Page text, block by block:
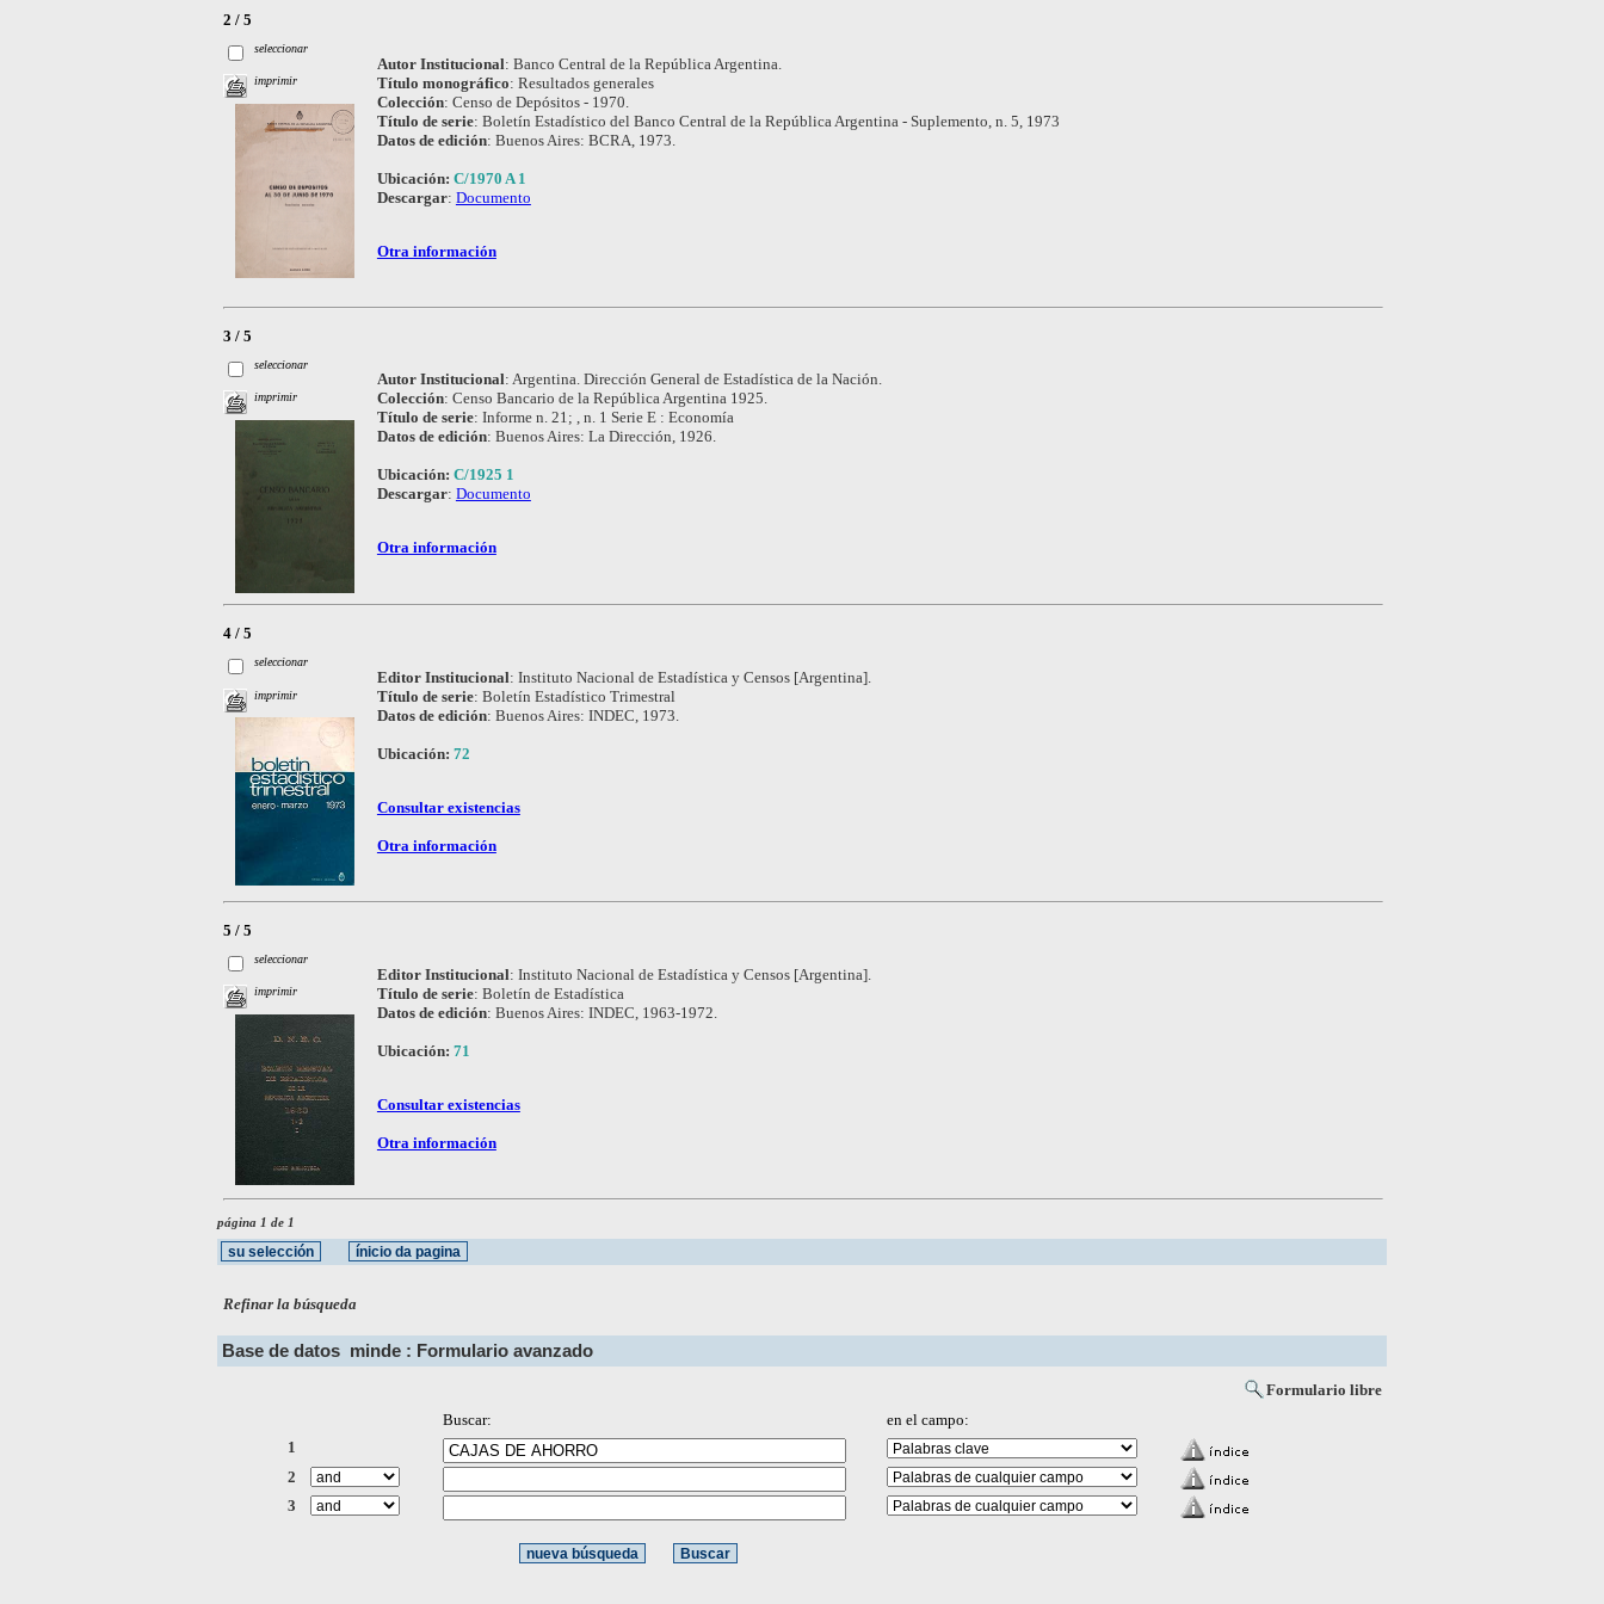
2 / 5
seleccionar
imprimir
Autor Institucional: Banco Central de la República Argentina.
Título monográfico: Resultados generales
Colección: Censo de Depósitos - 1970.
Título de serie: Boletín Estadístico del Banco Central de la República Argentina - Suplemento, n. 5, 1973
Datos de edición: Buenos Aires: BCRA, 1973.
Ubicación: C/1970 A 1
Descargar: Documento
Otra información
3 / 5
seleccionar
imprimir
Autor Institucional: Argentina. Dirección General de Estadística de la Nación.
Colección: Censo Bancario de la República Argentina 1925.
Título de serie: Informe n. 21; , n. 1 Serie E : Economía
Datos de edición: Buenos Aires: La Dirección, 1926.
Ubicación: C/1925 1
Descargar: Documento
Otra información
4 / 5
seleccionar
imprimir
Editor Institucional: Instituto Nacional de Estadística y Censos [Argentina].
Título de serie: Boletín Estadístico Trimestral
Datos de edición: Buenos Aires: INDEC, 1973.
Ubicación: 72
Consultar existencias
Otra información
5 / 5
seleccionar
imprimir
Editor Institucional: Instituto Nacional de Estadística y Censos [Argentina].
Título de serie: Boletín de Estadística
Datos de edición: Buenos Aires: INDEC, 1963-1972.
Ubicación: 71
Consultar existencias
Otra información
página 1 de 1
Refinar la búsqueda
Base de datos minde : Formulario avanzado
Formulario libre
Buscar:
en el campo:
1
2
3